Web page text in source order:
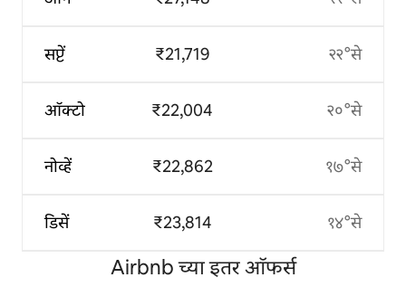
सप्टें
ऑक्टो
नोव्हें
डिसें
₹21,719
₹22,004
₹22,862
₹23,814
२२°से
२०°से
१७°से
१४°से
Airbnb च्या इतर ऑफर्स